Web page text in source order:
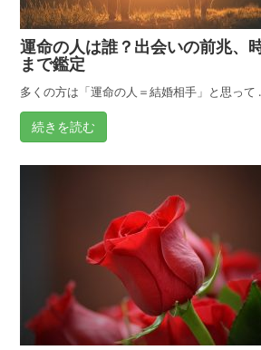
運命の人は誰？出会いの前兆、
まで鑑定
多くの方は「運命の人＝結婚相手」と思って
続きを読む